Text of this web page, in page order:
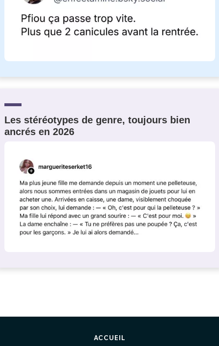
Les stéréotypes de genre, toujours bien
ancrés en 2026
ACCUEIL